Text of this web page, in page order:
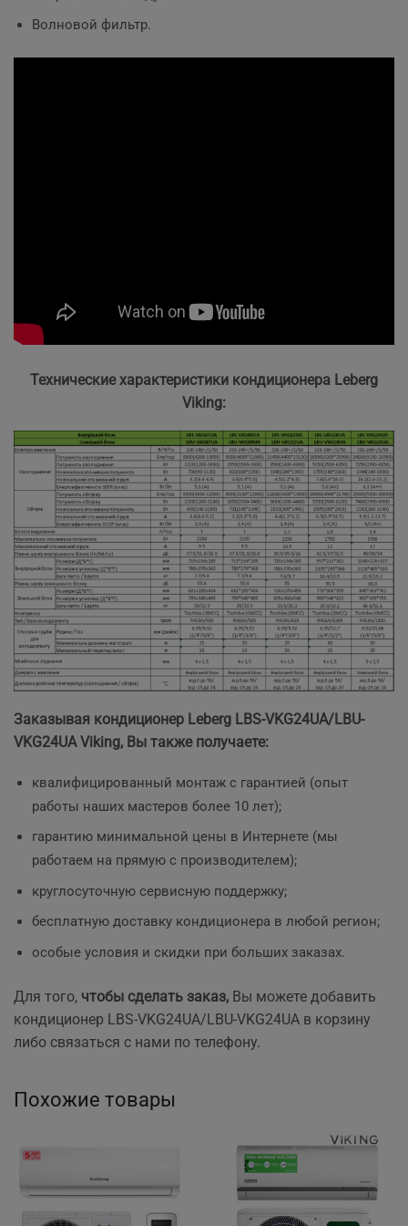
Волновой фильтр.
Технические характеристики кондиционера Leberg
Viking:
Заказывая кондиционер Leberg LBS-VKG24UA/LBU-
VKG24UA Viking, Вы также получаете:
квалифицированный монтаж с гарантией (опыт
работы наших мастеров более 10 лет);
гарантию минимальной цены в Интернете (мы
работаем на прямую с производителем);
круглосуточную сервисную поддержку;
бесплатную доставку кондиционера в любой регион;
особые условия и скидки при больших заказах.
Для того, чтобы сделать заказ, Вы можете добавить
кондиционер LBS-VKG24UA/LBU-VKG24UA в корзину
либо связаться с нами по телефону.
Похожие товары